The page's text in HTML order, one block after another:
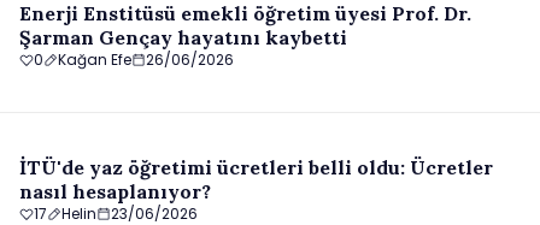
Enerji Enstitüsü emekli öğretim üyesi Prof. Dr.
Şarman Gençay hayatını kaybetti
0 Kağan Efe 26/06/2026
İTÜ'de yaz öğretimi ücretleri belli oldu: Ücretler
nasıl hesaplanıyor?
17 Helin 23/06/2026